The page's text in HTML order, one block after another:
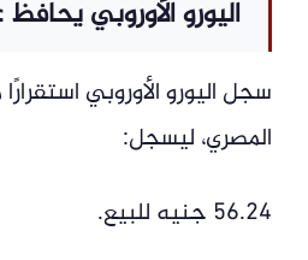
اليورو الأوروبي
سجل اليورو الأوروبي
المصري، ليسجل:
56.24 جنيه للبيع.